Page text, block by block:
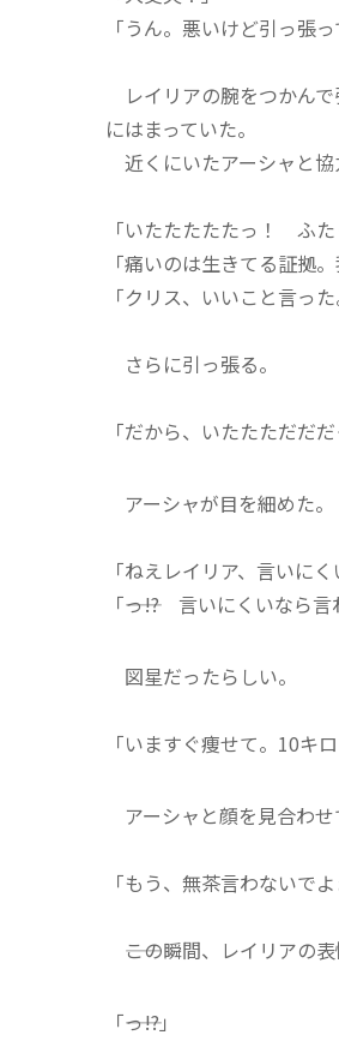
「うん。悪いけど引っ張
レイリアの腕をつかん
にはまっていた。
近くにいたアーシャと協
「いたたたたたっ！ ふた
「痛いのは生きてる証拠。
「クリス、いいこと言っ
さらに引っ張る。
「だから、いたたただだだ
アーシャが目を細めた。
「ねえレイリア、言い
「――っ!? 言いにくいなら言
図星だったらしい。
「いますぐ痩せて。10キ
アーシャと顔を見合わせ
「もう、無茶言わないでよぉ
――この瞬間、レイリアの
「――っ!?」